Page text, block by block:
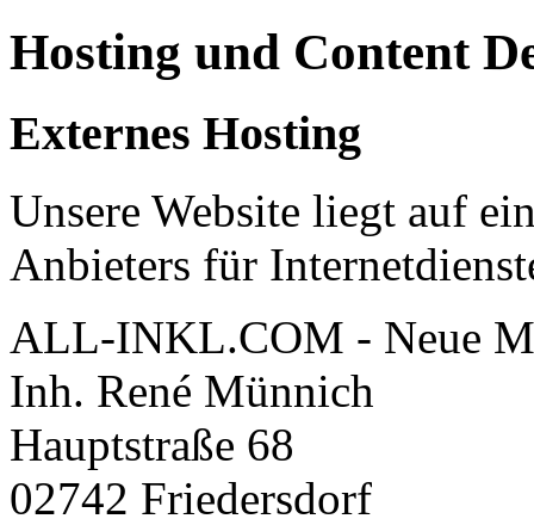
Hosting und Content
Externes Hosting
Unsere Website liegt auf
Anbieters für
ALL-INKL.COM - Neue
Inh. René Münnich
Hauptstraße 68
02742 Friedersdorf